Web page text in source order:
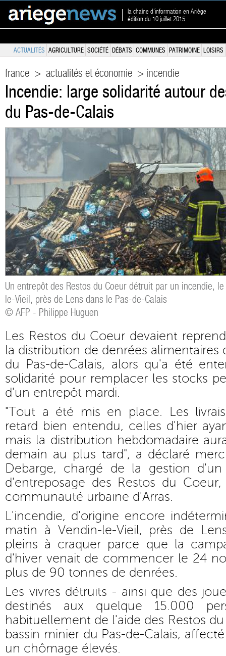
la chaîne d'information en Ariège
édition du 10 juillet 2015
ACTUALITÉS AGRICULTURE SOCIÉTÉ DÉBATS COMMUNES PATRIMOINE LOISIRS
france > actualités et économie > incendie
Incendie: large solidarité autour
du Pas-de-Calais
Un entrepôt des Restos du Coeur détruit par un incendie,
le-Vieil, près de Lens dans le Pas-de-Calais
© AFP - Philippe Huguen
Les Restos du Coeur devaient
la distribution de denrées alimentaires
du Pas-de-Calais, alors qu'a été
solidarité pour remplacer les stocks
d'un entrepôt mardi.
"Tout a été mis en place. Les
retard bien entendu, celles d'hier
mais la distribution hebdomadaire
demain au plus tard", a déclaré
Debarge, chargé de la gestion
d'entreposage des Restos du
communauté urbaine d'Arras.
L'incendie, d'origine encore
matin à Vendin-le-Vieil, près de
pleins à craquer parce que la
d'hiver venait de commencer le 24
plus de 90 tonnes de denrées.
Les vivres détruits - ainsi que des
destinés aux quelque 15.000
habituellement de l'aide des Restos
bassin minier du Pas-de-Calais,
un chômage élevés.